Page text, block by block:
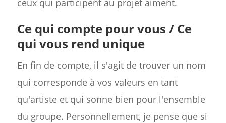
Ce qui compte pour vous / Ce
qui vous rend unique
En fin de compte, il s'agit de trouver un nom
qui corresponde à vos valeurs en tant
qu'artiste et qui sonne bien pour l'ensemble
du groupe. Personnellement, je pense que si